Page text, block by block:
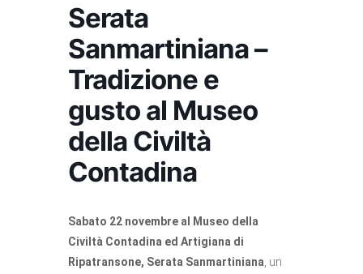
Serata
Sanmartiniana –
Tradizione e
gusto al Museo
della Civiltà
Contadina
Sabato 22 novembre al Museo della
Civiltà Contadina ed Artigiana di
Ripatransone, Serata Sanmartiniana , un